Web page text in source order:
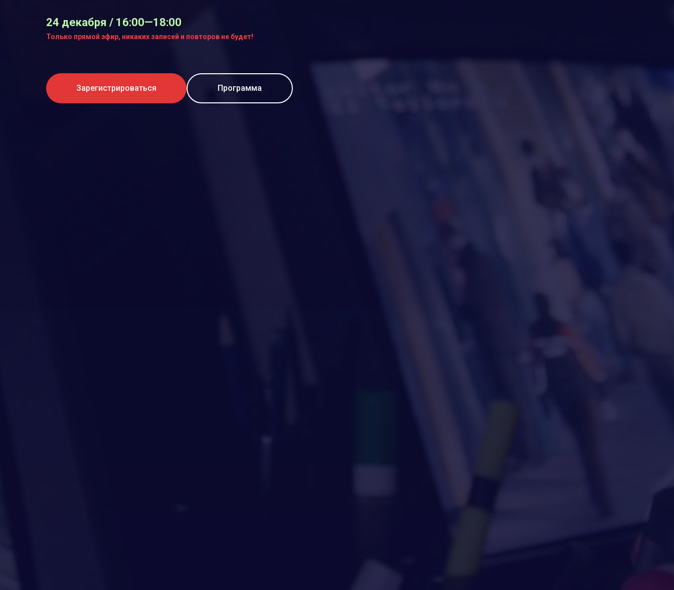
24 декабря / 16:00—18:00
Только прямой эфир, никаких записей и повторов не будет!
Зарегистрироваться Программа